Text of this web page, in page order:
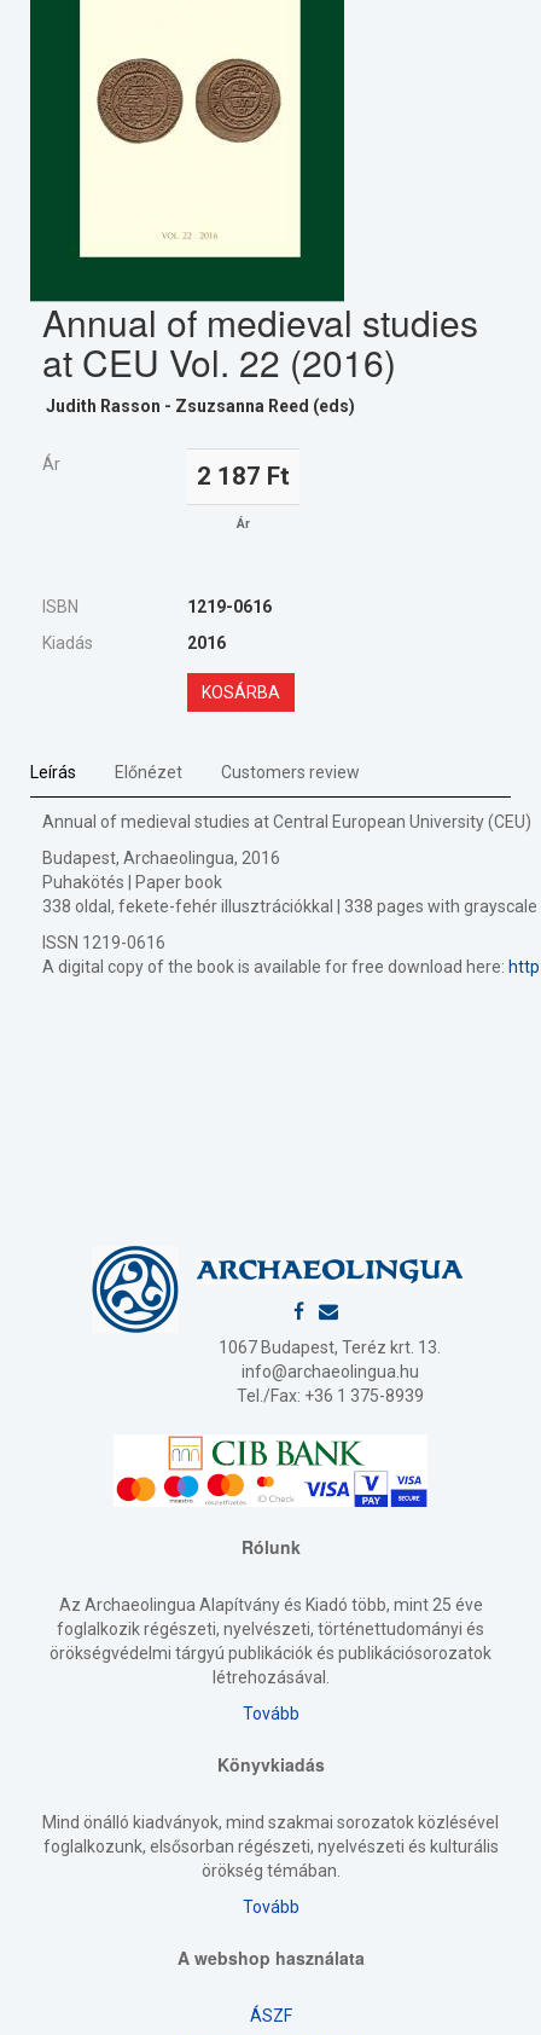
Annual of medieval studies
at CEU Vol. 22 (2016)
Judith Rasson - Zsuzsanna Reed (eds)
Ár 2 187 Ft
Ár
ISBN
1219-0616
Kiadás
2016
KOSÁRBA
Leírás Előnézet Customers review
Annual of medieval studies at Central European University (CEU)
Budapest, Archaeolingua, 2016
Puhakötés | Paper book
338 oldal, fekete-fehér illusztrációkkal | 338 pages with
ISSN 1219-0616
A digital copy of the book is available for free download here:
1067 Budapest, Teréz krt. 13.
info@archaeolingua.hu
Tel./Fax: +36 1 375-8939
Rólunk
Az Archaeolingua Alapítvány és Kiadó több, mint 25 éve
foglalkozik régészeti, nyelvészeti, történettudományi és
örökségvédelmi tárgyú publikációk és publikációsorozatok
létrehozásával.
Tovább
Könyvkiadás
Mind önálló kiadványok, mind szakmai sorozatok közlésével
foglalkozunk, elsősorban régészeti, nyelvészeti és kulturális
örökség témában.
Tovább
A webshop használata
ÁSZF